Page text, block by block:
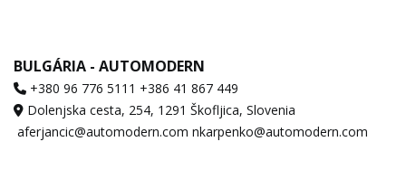
BULGÁRIA - AUTOMODERN
+380 96 776 5111 +386 41 867 449
Dolenjska cesta, 254, 1291 Škofljica, Slovenia
aferjancic@automodern.com nkarpenko@automodern.com